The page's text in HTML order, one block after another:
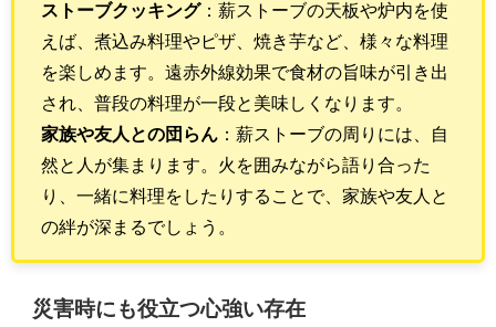
ストーブクッキング：薪ストーブの天板や炉内を使
えば、煮込み料理やピザ、焼き芋など、様々な料理
を楽しめます。遠赤外線効果で食材の旨味が引き出
され、普段の料理が一段と美味しくなります。
家族や友人との団らん ：薪ストーブの周りには、自
然と人が集まります。火を囲みながら語り合った
り、一緒に料理をしたりすることで、家族や友人と
の絆が深まるでしょう。
災害時にも役立つ心強い存在